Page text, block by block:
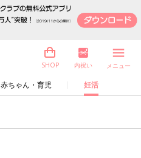
赤ちゃん・育児 妊活
SHOP 内祝い メニュー